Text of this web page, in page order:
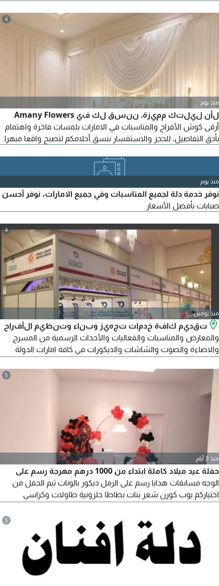
الهجن والفروسية والعزاء
4
منذ يوم
لأن ليلتك مميزة، ننسق لك في Amany Flowers
أرقى كوش الأفراح والمناسبات في الامارات بلمسات فاخرة واهتمام
بأدق التفاصيل. للحجز والاستفسار ننسق أحلامكم لتصبح واقعا مبهرا
منذ يوم
نوفر خدمة دلة لجميع المناسبات وفي جميع الامارات. نوفر أحسن
صبابات بأفضل الأسعار
4
منذ يومين
تقديم كافة خدمات تجهيز وبناء وتنظيم الأفراح
والمعارض والمناسبات والفعاليات والأحداث الرسمية من المسرح
والاضاءة والصوت والشاشات والديكورات في كافة امارات الدولة
والألعاب وتجهيزات الحفلات والطاولات والكراسي وتقديم الطعام
لكافة المناسبات بأسعار منافسة
5
منذ 3 أيام
حفلة عيد ميلاد كاملة ابتداء من 1000 درهم مهرجة رسم على
الوجه مسابقات هدايا رسم على الرمل ديكور بالونات ثيم الحفل من
اختياركم بوب كورن شعر بنات بطاطا حلزونية طاولات وكراسي
5